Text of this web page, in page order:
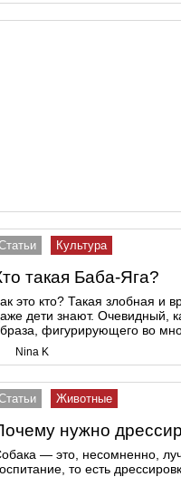
Культура
такая Баба-Яга?
это кто? Такая злобная и
дети знают. Очевидный,
фигурирующего во
Nina K
Животные
нужно
— это, несомненно,
то есть